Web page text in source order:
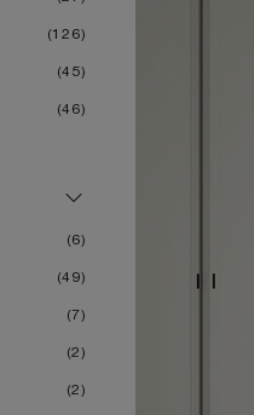
126
45
46
6
49
7
2
2